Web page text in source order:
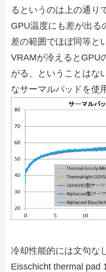
るというのは上の通り
GPU温度にも差が出る
差の範囲でほぼ同等と
VRAMが冷えるとGPU
がる、ということはな
なサーマルパッドを使
冷却性能的には文句な
Eisschicht thermal pad